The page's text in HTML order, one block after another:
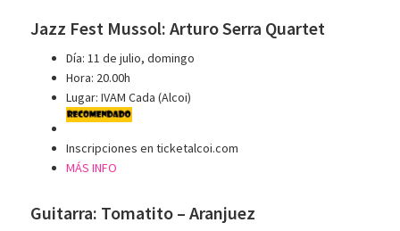
Jazz Fest Mussol: Arturo Serra Quartet
Día: 11 de julio, domingo
Hora: 20.00h
Lugar: IVAM Cada (Alcoi)
Inscripciones en ticketalcoi.com
MÁS INFO
Guitarra: Tomatito – Aranjuez